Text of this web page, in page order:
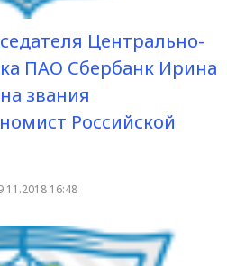
Центрально-
ПАО Сбербанк Ирина
звания
Российской
16:48